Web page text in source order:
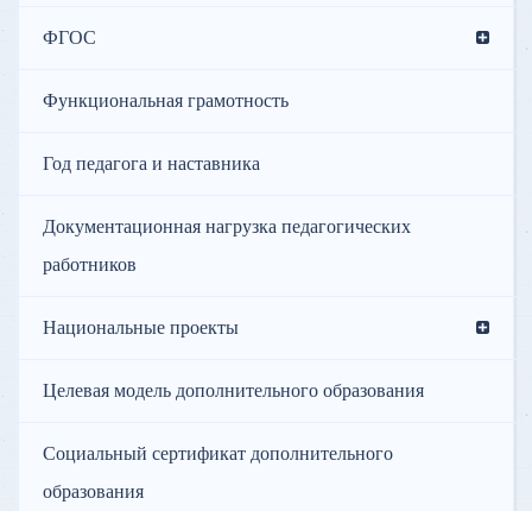
ФГОС
Функциональная грамотность
Год педагога и наставника
Документационная нагрузка педагогических
работников
Национальные проекты
Целевая модель дополнительного образования
Социальный сертификат дополнительного
образования